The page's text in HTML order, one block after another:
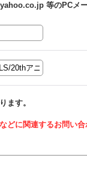
等のPCメ
ます。
どに関連するお問い